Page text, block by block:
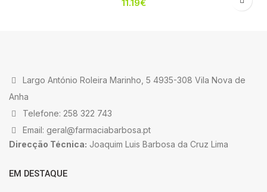
11.19€
Largo António Roleira Marinho, 5 4935-308 Vila Nova de
Anha
Telefone: 258 322 743
Email: geral@farmaciabarbosa.pt
Direcção Técnica: Joaquim Luis Barbosa da Cruz Lima
EM DESTAQUE